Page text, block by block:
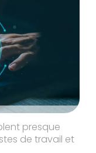
presque
de travail et